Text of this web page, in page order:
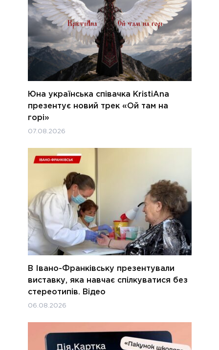
Юна українська співачка KristiAna
презентує новий трек «Ой там на
горі»
07.08.2026
В Івано-Франківську презентували
виставку, яка навчає спілкуватися без
стереотипів. Відео
06.08.2026